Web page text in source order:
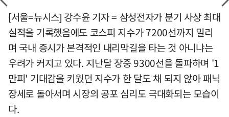
[서울=뉴시스] 강수윤 기자 = 삼성전자가 분기 사상 최대
실적을 기록했음에도 코스피 지수가 7200선까지 밀리
며 국내 증시가 본격적인 내리막길을 타는 것 아니냐는
우려가 커지고 있다. 지난달 장중 9300선을 돌파하며 '1
만피' 기대감을 키웠던 지수가 한 달도 채 되지 않아 패닉
장세로 돌아서며 시장의 공포 심리도 극대화되는 모습이
다.